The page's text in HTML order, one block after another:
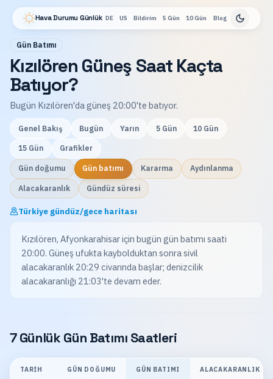
Hava Durumu Günlük DE US Bildirim 5 Gün 10 Gün Blog
Gün Batımı
Kızılören Güneş Saat Kaçta
Batıyor?
Bugün Kızılören'da güneş 20:00'te batıyor.
Genel Bakış Bugün Yarın 5 Gün 10 Gün
15 Gün Grafikler
Gün doğumu Gün batımı Kararma Aydınlanma
Alacakaranlık Gündüz süresi
Türkiye gündüz/gece haritası
Kızılören, Afyonkarahisar için bugün gün batımı saati
20:00. Güneş ufukta kaybolduktan sonra sivil
alacakaranlık 20:29 civarında başlar; denizcilik
alacakaranlığı 21:03'te devam eder.
7 Günlük Gün Batımı Saatleri
TARIH GÜN DOĞUMU GÜN BATIMI ALACAKARANLIK